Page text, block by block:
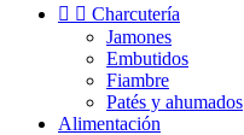
  Charcutería
Jamones
Embutidos
Fiambre
Patés y ahumados
Alimentación